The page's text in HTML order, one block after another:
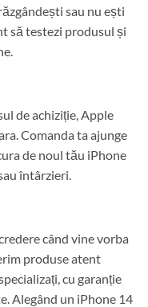
sau nu ești
să testezi produsul și
de achiziție, Apple
Comanda ta ajunge
de noul tău iPhone
întârzieri.
când vine vorba
produse atent
cu garanție
Alegând un iPhone 14